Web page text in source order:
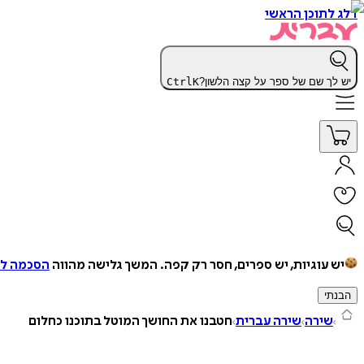
דלג לתוכן הראשי
יש לך שם של ספר על קצה הלשון? CtrlK
יש עוגיות, יש ספרים, חסר רק קפה. המשך גלישה מהווה הסכמה
הבנתי
שירה שירה עברית חטבנו את החושך המוטל בתוכנו כחלום